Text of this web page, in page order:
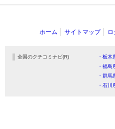
ホーム サイトマップ
全国のクチコミナビ(R) ・栃木
・福島
・群馬
・石川